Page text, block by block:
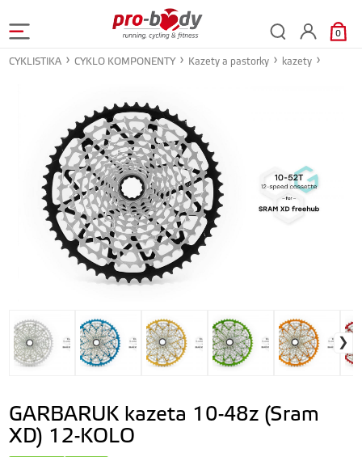
0
CYKLISTIKA CYKLO KOMPONENTY Kazety a pastorky kazety
GARBARUK kazeta 10-48z (Sram
XD) 12-KOLO